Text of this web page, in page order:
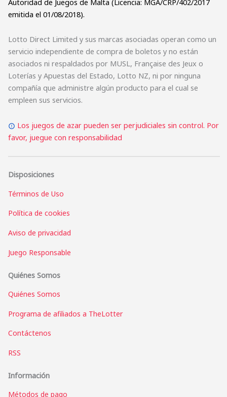
emitida el 01/08/2018).
Lotto Direct Limited y sus marcas asociadas operan como un
servicio independiente de compra de boletos y no están
asociados ni respaldados por MUSL, Française des Jeux o
Loterías y Apuestas del Estado, Lotto NZ, ni por ninguna
compañía que administre algún producto para el cual se
empleen sus servicios.
Los juegos de azar pueden ser perjudiciales sin control. Por
favor, juegue con responsabilidad
Disposiciones
Términos de Uso
Política de cookies
Aviso de privacidad
Juego Responsable
Quiénes Somos
Quiénes Somos
Programa de afiliados a TheLotter
Contáctenos
RSS
Información
Métodos de pago